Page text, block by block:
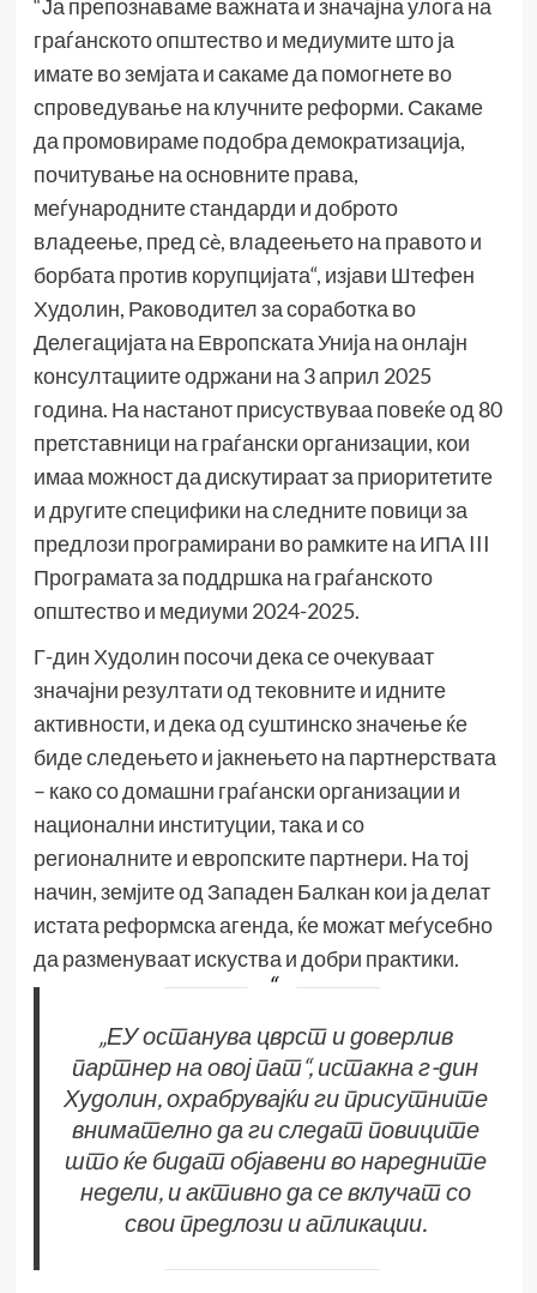
“Ја препознаваме важната и значајна улога на
граѓанското општество и медиумите што ја
имате во земјата и сакаме да помогнете во
спроведување на клучните реформи. Сакаме
да промовираме подобра демократизација,
почитување на основните права,
меѓународните стандарди и доброто
владеење, пред сè, владеењето на правото и
борбата против корупцијата“, изјави Штефен
Худолин, Раководител за соработка во
Делегацијата на Европската Унија на онлајн
консултациите одржани на 3 април 2025
година. На настанот присуствуваа повеќе од 80
претставници на граѓански организации, кои
имаа можност да дискутираат за приоритетите
и другите специфики на следните повици за
предлози програмирани во рамките на ИПА III
Програмата за поддршка на граѓанското
општество и медиуми 2024-2025.
Г-дин Худолин посочи дека се очекуваат
значајни резултати од тековните и идните
активности, и дека од суштинско значење ќе
биде следењето и јакнењето на партнерствата
– како со домашни граѓански организации и
национални институции, така и со
регионалните и европските партнери. На тој
начин, земјите од Западен Балкан кои ја делат
истата реформска агенда, ќе можат меѓусебно
да разменуваат искуства и добри практики.
„ЕУ останува цврст и доверлив
партнер на овој пат“, истакна г-дин
Худолин, охрабрувајќи ги присутните
внимателно да ги следат повиците
што ќе бидат објавени во наредните
недели, и активно да се вклучат со
свои предлози и апликации.